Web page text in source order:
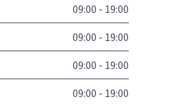
09:00 - 19:00
09:00 - 19:00
09:00 - 19:00
09:00 - 19:00